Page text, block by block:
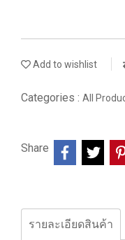
Add to wishlist
Categories : All
Share
รายละเอียดสินค้า